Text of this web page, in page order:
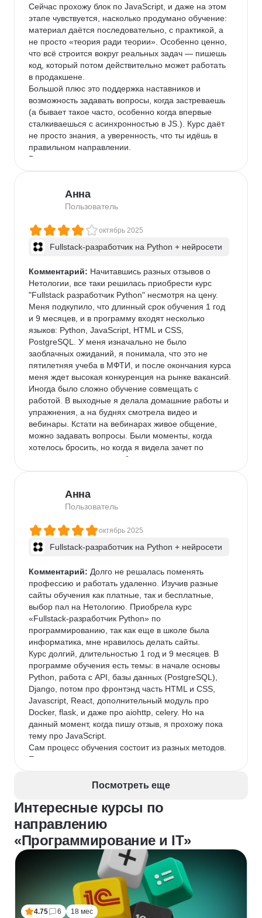
Сейчас прохожу блок по JavaScript, и даже на этом
этапе чувствуется, насколько продумано обучение:
материал даётся последовательно, с практикой, а
не просто «теория ради теории». Особенно ценно,
что всё строится вокруг реальных задач — пишешь
код, который потом действительно может работать
в продакшене.
Большой плюс это поддержка наставников и
возможность задавать вопросы, когда застреваешь
(а бывает такое часто, особенно когда впервые
сталкиваешься с асинхронностью в JS.). Курс даёт
не просто знания, а уверенность, что ты идёшь в
правильном направлении.
Рекомендую всем, кто хочет не просто «научиться
перспективой роста.
Анна
Пользователь
октябрь 2025
Fullstack-разработчик на Python + нейросети
Комментарий: Начитавшись разных отзывов о
Нетологии, все таки решилась приобрести курс
"Fullstack разработчик Python" несмотря на цену.
Меня подкупило, что длинный срок обучения 1 год
и 9 месяцев, и в программу входят несколько
языков: Python, JavaScript, HTML и CSS,
PostgreSQL. У меня изначально не было
заоблачных ожиданий, я понимала, что это не
пятилетняя учеба в МФТИ, и после окончания курса
меня ждет высокая конкуренция на рынке вакансий.
Иногда было сложно обучение совмещать с
работой. В выходные я делала домашние работы и
упражнения, а на буднях смотрела видео и
вебинары. Кстати на вебинарах живое общение,
можно задавать вопросы. Были моменты, когда
хотелось бросить, но когда я видела зачет по
домашним заданиям и обратную связь от
они интегрируются в Django. Понравилось, что есть
дополнительный материал про Docker. На данный
как с помощью него можно управлять HTML
элементами на сайте.
Где-то в середине курса, начали предлагать
моему направлению таких было немного:
требовалось сделать сервер на FastAPi, небольшое
приложение на flask.
В общем, я довольна учебным процессом, стала
уверенней в коде. Но тем, у кого есть загруженность
на работе и совсем нулевые стартовые знания,
будет сложновато, и они могут быть разочарованы.
Анна
Пользователь
октябрь 2025
Fullstack-разработчик на Python + нейросети
Комментарий: Долго не решалась поменять
профессию и работать удаленно. Изучив разные
сайты обучения как платные, так и бесплатные,
выбор пал на Нетологию. Приобрела курс
«Fullstack-разработчик Python» по
программированию, так как еще в школе была
информатика, мне нравилось делать сайты.
Курс долгий, длительностью 1 год и 9 месяцев. В
программе обучения есть темы: в начале основы
Python, работа с API, базы данных (PostgreSQL),
Django, потом про фронтэнд часть HTML и CSS,
Javascript, React, дополнительный модуль про
Docker, flask, и даже про aiohttp, celery. Но на
данный момент, когда пишу отзыв, я прохожу пока
тему про JavaScript.
Сам процесс обучения состоит из разных методов.
Есть как просто тесты и тренажеры, так и
экспертом, живые вебинары, где можно задать
Обратная связь с преподавателем была, но
скорость ответа была разная, иногда сразу
отвечали, иногда нужно подождать день, два.
После половины курса предлагается поучаствовать
в Акселераторе трудоустройства, это такая
своеобразная помощь в поиске работы, где помогут
составить резюме, портфолио, делать отклики на
вакансии. Также могут предложить попробовать
сдать тестовое задание у партнеров, я выбрала
задание сделать небольшой сервис на flask для
Посмотреть еще
Интересные курсы по
направлению
«Программирование и IT»
4.75 6 18 мес